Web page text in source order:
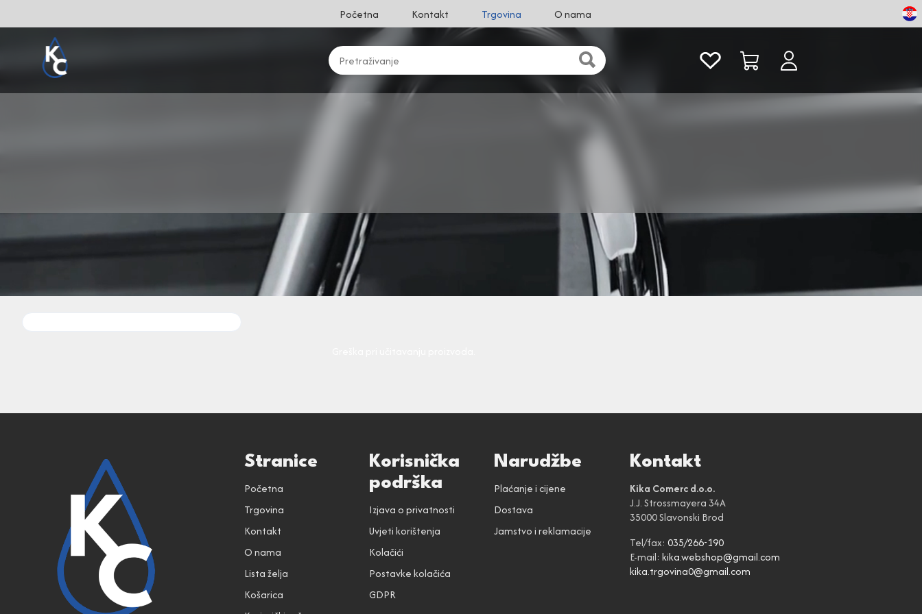
Početna Kontakt Trgovina O nama
Stranice
Početna
Trgovina
Kontakt
O nama
Lista želja
Košarica
Korisnička
podrška
Izjava o privatnosti
Uvjeti korištenja
Kolačići
Postavke kolačića
GDPR
Narudžbe
Plaćanje i cijene
Dostava
Jamstvo i reklamacije
Kontakt
Kika Comerc d.o.o.
J.J. Strossmayera 34A
35000 Slavonski Brod
Tel/fax: 035/266-190
E-mail: kika.webshop@gmail.com
kika.trgovina0@gmail.com